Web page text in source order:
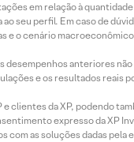
em relação à
seu perfil. Em caso de
e o cenário
desempenhos anteriores
e os resultados reais
clientes da XP, podendo
expresso da XP
as soluções dadas pela